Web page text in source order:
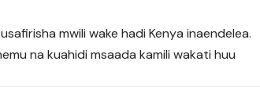
mwili wake hadi Kenya inaendelea.
na kuahidi msaada kamili wakati huu